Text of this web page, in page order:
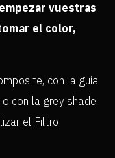
empezar vuestras
el color,
con la guía
con la grey shade
el Filtro